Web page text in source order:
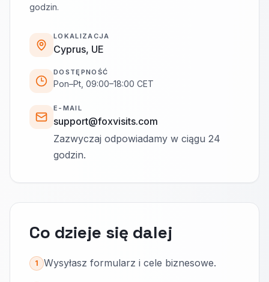
godzin.
LOKALIZACJA
Cyprus, UE
DOSTĘPNOŚĆ
Pon–Pt, 09:00–18:00 CET
E-MAIL
support@foxvisits.com
Zazwyczaj odpowiadamy w ciągu 24
godzin.
Co dzieje się dalej
1 Wysyłasz formularz i cele biznesowe.